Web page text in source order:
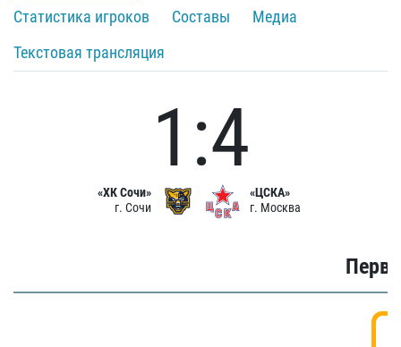
Статистика игроков
Составы
Медиа
Текстовая трансляция
«ХК Сочи»
г. Сочи
1:4
«ЦСКА»
г. Москва